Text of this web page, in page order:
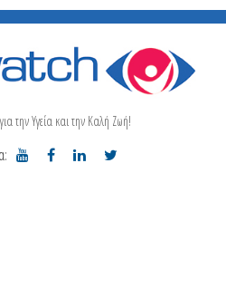
την Υγεία και την Καλή Ζωή!